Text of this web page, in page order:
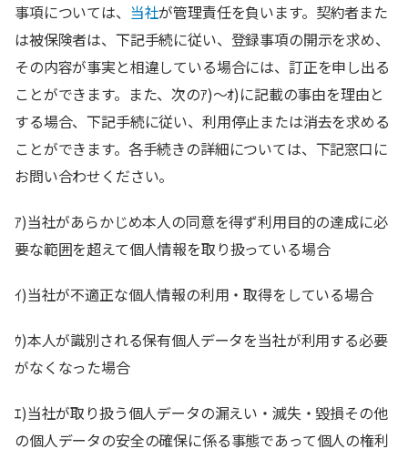
事項については、 当社が管理責任を負います。契約者また
は被保険者は、下記手続に従い、登録事項の開示を求め、
その内容が事実と相違している場合には、訂正を申し出る
ことができます。また、次のｱ)～ｵ)に記載の事由を理由と
する場合、下記手続に従い、利用停止または消去を求める
ことができます。各手続きの詳細については、下記窓口に
お問い合わせください。
ｱ)当社があらかじめ本人の同意を得ず利用目的の達成に必
要な範囲を超えて個人情報を取り扱っている場合
ｲ)当社が不適正な個人情報の利用・取得をしている場合
ｳ)本人が識別される保有個人データを当社が利用する必要
がなくなった場合
ｴ)当社が取り扱う個人データの漏えい・滅失・毀損その他
の個人データの安全の確保に係る事態であって個人の権利